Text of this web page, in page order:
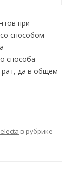
при
способом
способа
да в общем
в рубрике